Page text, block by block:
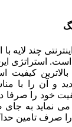
چند لایه
استراتژی این
کیفیت
و آن را با
خود را صرفا
نماید به
را صرف تامین